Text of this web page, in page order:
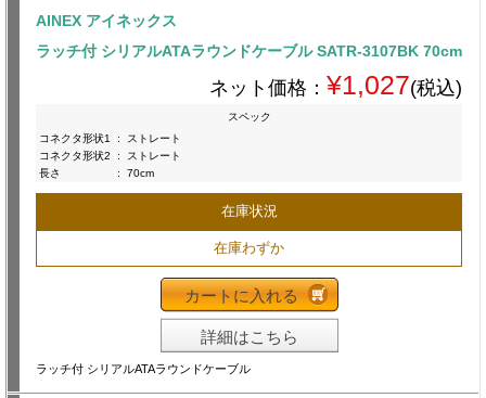
AINEX アイネックス
ラッチ付 シリアルATAラウンドケーブル SATR-3107BK 70cm
ネット価格： ¥1,027(税込)
スペック
コネクタ形状1
:
ストレート
コネクタ形状2
:
ストレート
長さ
: 70cm
在庫状況
在庫わずか
カートに入れる
詳細はこちら
ラッチ付 シリアルATAラウンドケーブル